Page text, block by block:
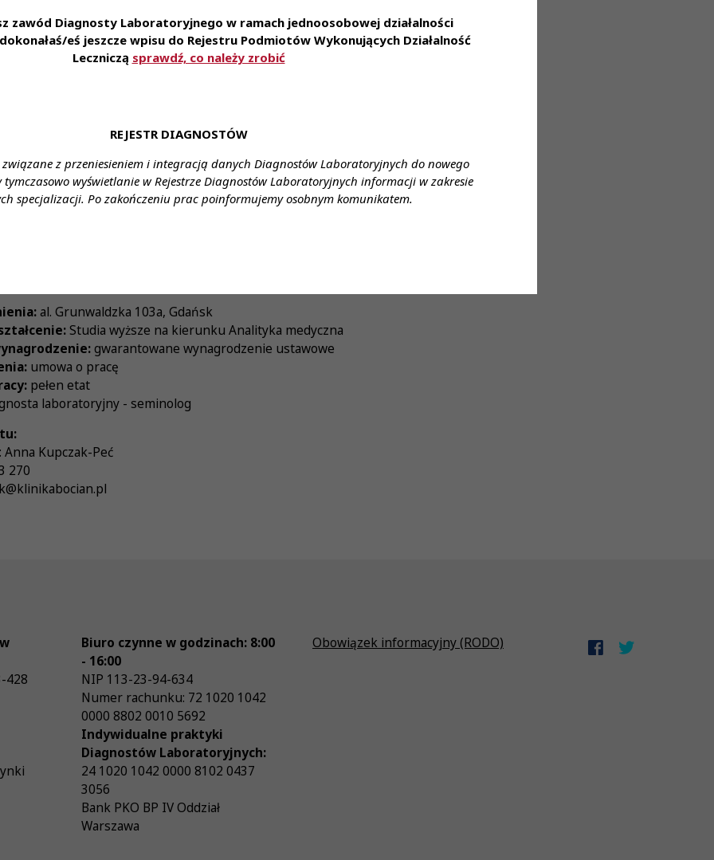
zawód Diagnosty Laboratoryjnego w ramach jednoosobowej działalności
eś jeszcze wpisu do Rejestru Podmiotów Wykonujących Działalność
Leczniczą sprawdź, co należy zrobić
REJESTR DIAGNOSTÓW
z przeniesieniem i integracją danych Diagnostów Laboratoryjnych do nowego
tymczasowo wyświetlanie w Rejestrze Diagnostów Laboratoryjnych informacji w zakresie
specjalizacji. Po zakończeniu prac poinformujemy osobnym komunikatem.
na pełen etat, w oparciu o umowę o pracę
doświadczonym i ambitnym zespołem
al. Grunwaldzka 103a, Gdańsk
Studia wyższe na kierunku Analityka medyczna
gwarantowane wynagrodzenie ustawowe
umowa o pracę
pełen etat
laboratoryjny - seminolog
Kupczak-Peć
270
428
Biuro czynne w godzinach: 8:00
- 16:00
NIP 113-23-94-634
Numer rachunku: 72 1020 1042
0000 8802 0010 5692
Indywidualne praktyki
Diagnostów Laboratoryjnych:
24 1020 1042 0000 8102 0437
3056
Bank PKO BP IV Oddział
Warszawa
Obowiązek informacyjny (RODO)